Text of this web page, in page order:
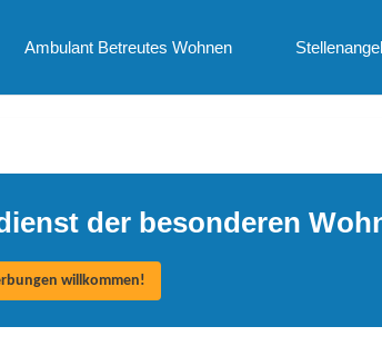
Ambulant Betreutes Wohnen
der besonderen
willkommen!